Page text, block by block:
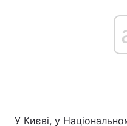
У Києві, у